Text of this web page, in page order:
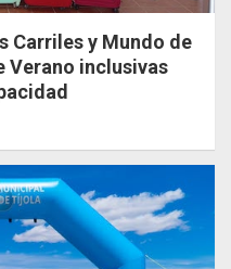
Carriles y Mundo de
Verano inclusivas